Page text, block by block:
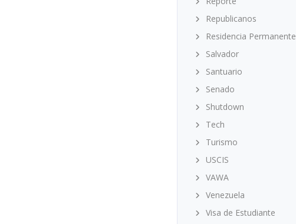
Republicanos
Residencia Permanente
Salvador
Santuario
Senado
Shutdown
Tech
Turismo
USCIS
VAWA
Venezuela
Visa de Estudiante